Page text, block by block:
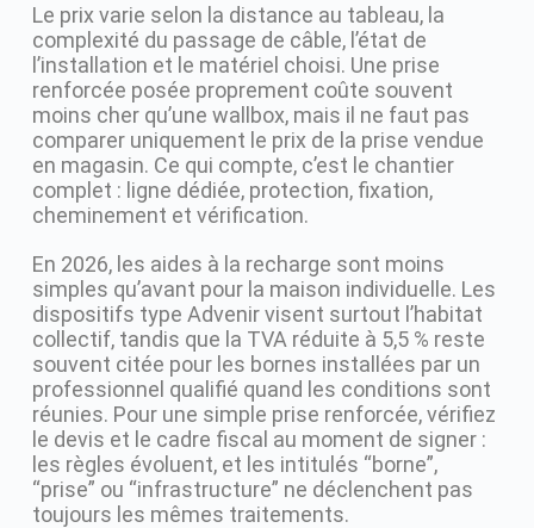
Le prix varie selon la distance au tableau, la
complexité du passage de câble, l’état de
l’installation et le matériel choisi. Une prise
renforcée posée proprement coûte souvent
moins cher qu’une wallbox, mais il ne faut pas
comparer uniquement le prix de la prise vendue
en magasin. Ce qui compte, c’est le chantier
complet : ligne dédiée, protection, fixation,
cheminement et vérification.
En 2026, les aides à la recharge sont moins
simples qu’avant pour la maison individuelle. Les
dispositifs type Advenir visent surtout l’habitat
collectif, tandis que la TVA réduite à 5,5 % reste
souvent citée pour les bornes installées par un
professionnel qualifié quand les conditions sont
réunies. Pour une simple prise renforcée, vérifiez
le devis et le cadre fiscal au moment de signer :
les règles évoluent, et les intitulés “borne”,
“prise” ou “infrastructure” ne déclenchent pas
toujours les mêmes traitements.